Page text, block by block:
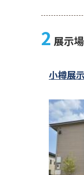
2 展示場
小樽展